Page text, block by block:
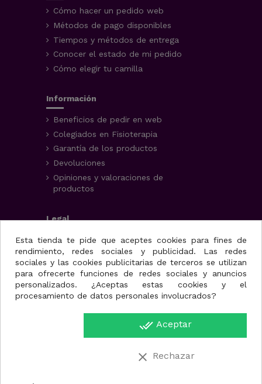
Cómo hacer un pedido web
Métodos de pago disponibles
Tiempos y métodos de entrega
Conocer el estado de mi pedido
Cómo elegir tu camilla
Información
Beneficios de pedir en web
Colegiados en Fisioterapia
Garantía de los productos
Devoluciones
Opiniones y valoraciones de
productos
Legal
Aviso Legal
Condiciones generales
Política de privacidad
Uso de cookies
Fisioportunity S.L.
Avenida de la juventud,
25, nave A
30110. Cabezo de Torres
Esta tienda te pide que aceptes cookies para fines de
rendimiento, redes sociales y publicidad. Las redes
sociales y las cookies publicitarias de terceros se utilizan
para ofrecerte funciones de redes sociales y anuncios
personalizados. ¿Aceptas estas cookies y el
procesamiento de datos personales involucrados?
done_all Aceptar
clear Rechazar